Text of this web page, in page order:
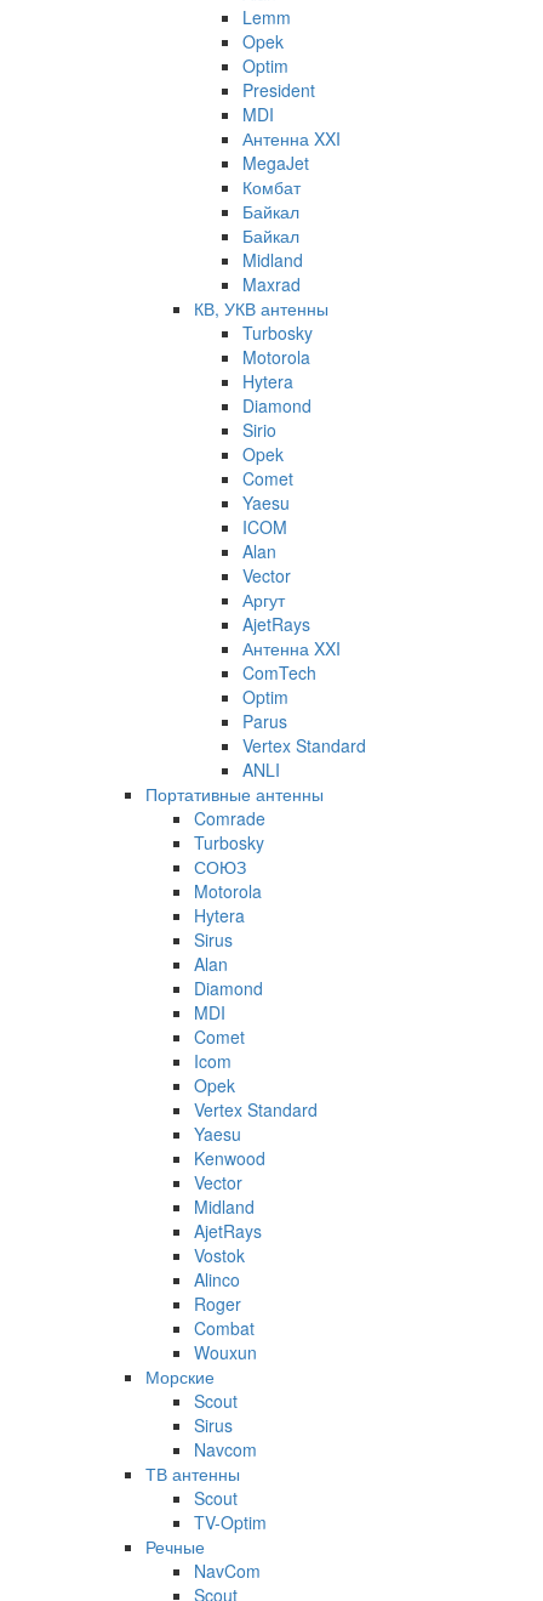
Lemm
Opek
Optim
President
MDI
Антенна XXI
MegaJet
Комбат
Байкал
Байкал
Midland
Maxrad
КВ, УКВ антенны
Turbosky
Motorola
Hytera
Diamond
Sirio
Opek
Comet
Yaesu
ICOM
Alan
Vector
Аргут
AjetRays
Антенна XXI
ComTech
Optim
Parus
Vertex Standard
ANLI
Портативные антенны
Comrade
Turbosky
СОЮЗ
Motorola
Hytera
Sirus
Alan
Diamond
MDI
Comet
Icom
Opek
Vertex Standard
Yaesu
Kenwood
Vector
Midland
AjetRays
Vostok
Alinco
Roger
Combat
Wouxun
Морские
Scout
Sirus
Navcom
ТВ антенны
Scout
TV-Optim
Речные
NavCom
Scout